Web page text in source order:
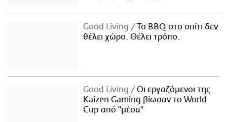
Good Living
Το BBQ στο σπίτι δεν
θέλει χώρο. Θέλει τρόπο.
Good Living
Οι εργαζόμενοι της
Kaizen Gaming βίωσαν το World
Cup από "μέσα"